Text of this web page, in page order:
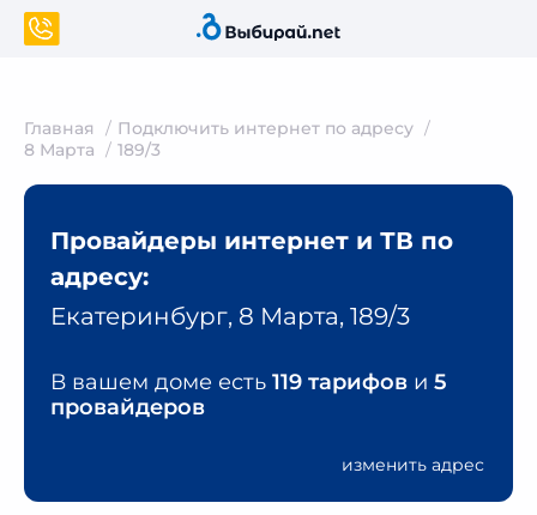
Главная
Подключить интернет по адресу
8 Марта
189/3
изменить адрес
Провайдеры интернет и ТВ по
адресу:
Екатеринбург, 8 Марта, 189/3
В вашем доме есть 119 тарифов и 5
провайдеров